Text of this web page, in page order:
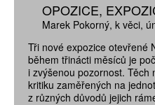
OPOZICE,
Marek Pokorný k věci
Tři nové expozice otevřené
během třinácti měsíců je
i zvýšenou pozornost.
kritiku zaměřených na
z různých důvodů jejich